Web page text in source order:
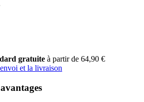
gratuite à partir de 64,90 €
et la livraison